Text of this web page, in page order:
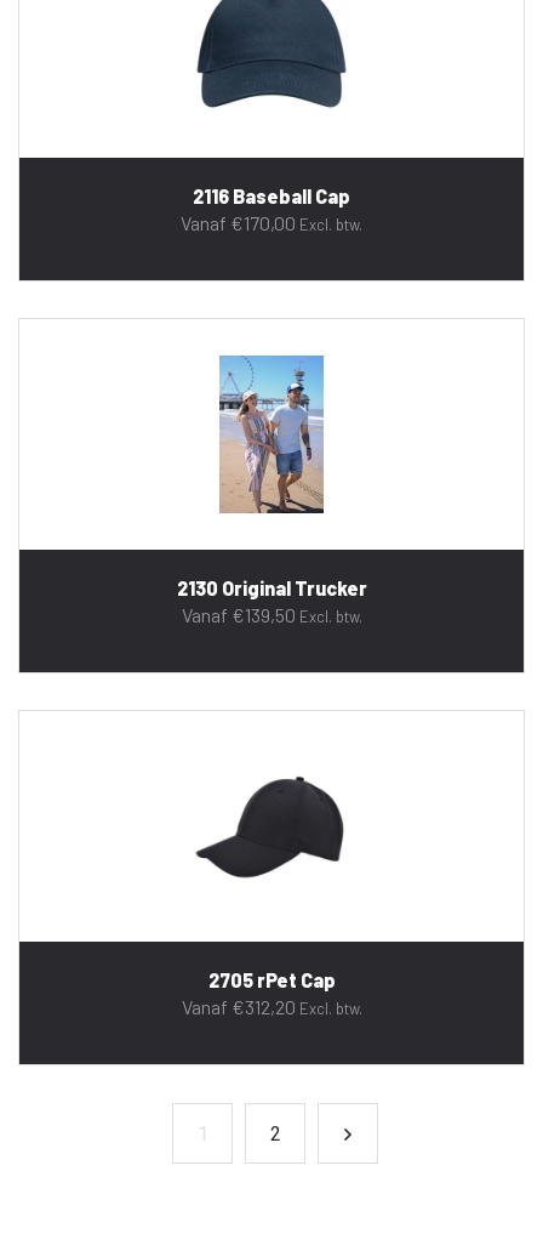
2116 Baseball Cap
Vanaf €170,00 Excl. btw.
2130 Original Trucker
Vanaf €139,50 Excl. btw.
2705 rPet Cap
Vanaf €312,20 Excl. btw.
1 2